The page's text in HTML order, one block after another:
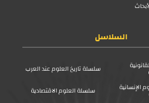
السلاسل
سلسلة تاريخ العلوم عند العرب
الإنسانية
سلسلة العلوم الاقتصادية